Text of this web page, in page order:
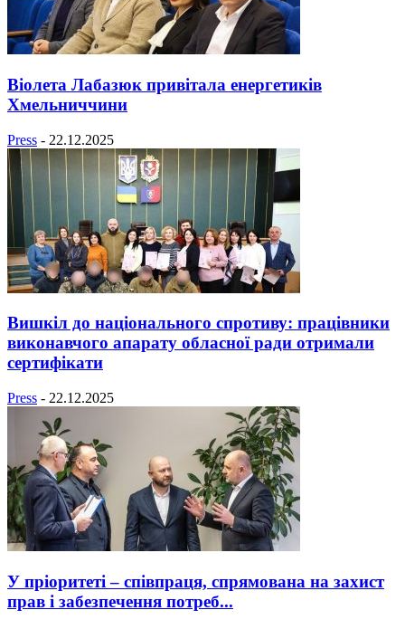
Віолета Лабазюк привітала енергетиків
Хмельниччини
Press - 22.12.2025
Вишкіл до національного спротиву: працівники
виконавчого апарату обласної ради отримали
сертифікати
Press - 22.12.2025
У пріоритеті – співпраця, спрямована на захист
прав і забезпечення потреб...